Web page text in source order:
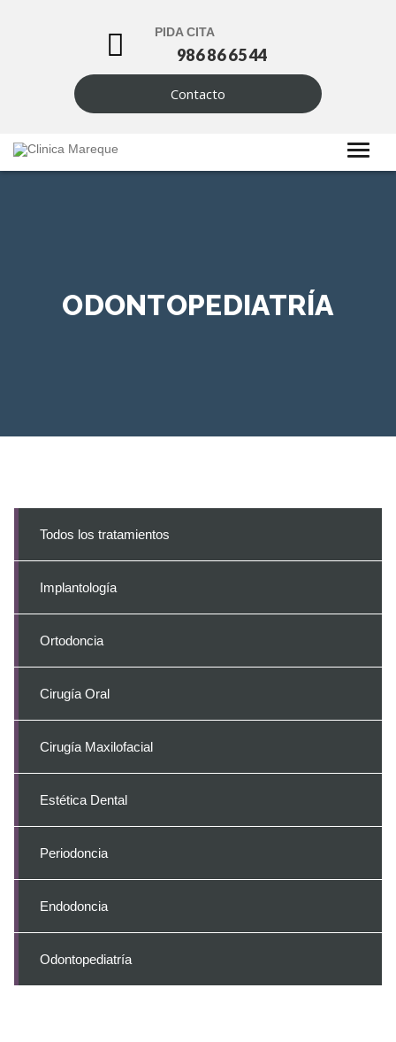
PIDA CITA
986 86 65 44
Contacto
ODONTOPEDIATRÍA
Todos los tratamientos
Implantología
Ortodoncia
Cirugía Oral
Cirugía Maxilofacial
Estética Dental
Periodoncia
Endodoncia
Odontopediatría